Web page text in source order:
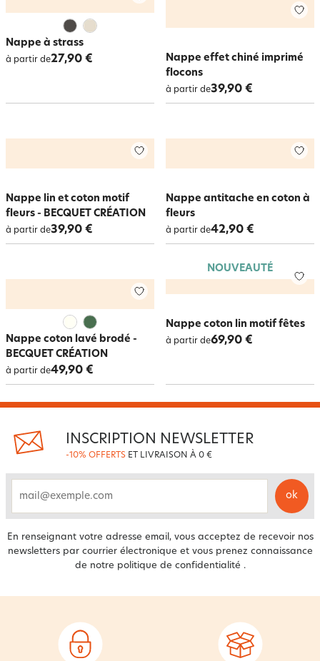
Nappe à strass
à partir de27,90 €
Nappe effet chiné imprimé
flocons
à partir de39,90 €
Nappe lin et coton motif
fleurs - BECQUET CRÉATION
à partir de39,90 €
Nappe antitache en coton à
fleurs
à partir de42,90 €
Nappe coton lavé brodé -
BECQUET CRÉATION
à partir de49,90 €
NOUVEAUTÉ
Nappe coton lin motif fêtes
à partir de69,90 €
INSCRIPTION NEWSLETTER
-10% OFFERTS ET LIVRAISON À 0 €
ok
En renseignant votre adresse email, vous acceptez de recevoir nos
newsletters par courrier électronique et vous prenez connaissance
de notre politique de confidentialité .